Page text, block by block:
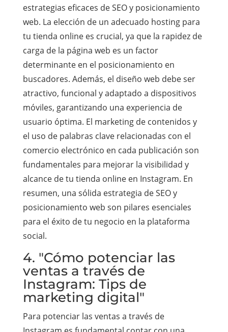
estrategias eficaces de SEO y posicionamiento
web. La elección de un adecuado hosting para
tu tienda online es crucial, ya que la rapidez de
carga de la página web es un factor
determinante en el posicionamiento en
buscadores. Además, el diseño web debe ser
atractivo, funcional y adaptado a dispositivos
móviles, garantizando una experiencia de
usuario óptima. El marketing de contenidos y
el uso de palabras clave relacionadas con el
comercio electrónico en cada publicación son
fundamentales para mejorar la visibilidad y
alcance de tu tienda online en Instagram. En
resumen, una sólida estrategia de SEO y
posicionamiento web son pilares esenciales
para el éxito de tu negocio en la plataforma
social.
4. "Cómo potenciar las
ventas a través de
Instagram: Tips de
marketing digital"
Para potenciar las ventas a través de